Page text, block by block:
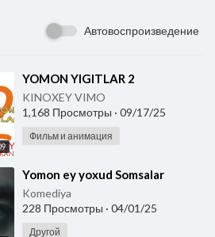
Автовоспроизведение
⁣YOMON YIGITLAR 2
KINOXEY VIMO
1,168 Просмотры · 09/17/25
Фильм и анимация
⁣Yomon ey yoxud Somsalar
Komediya
228 Просмотры · 04/01/25
Другой